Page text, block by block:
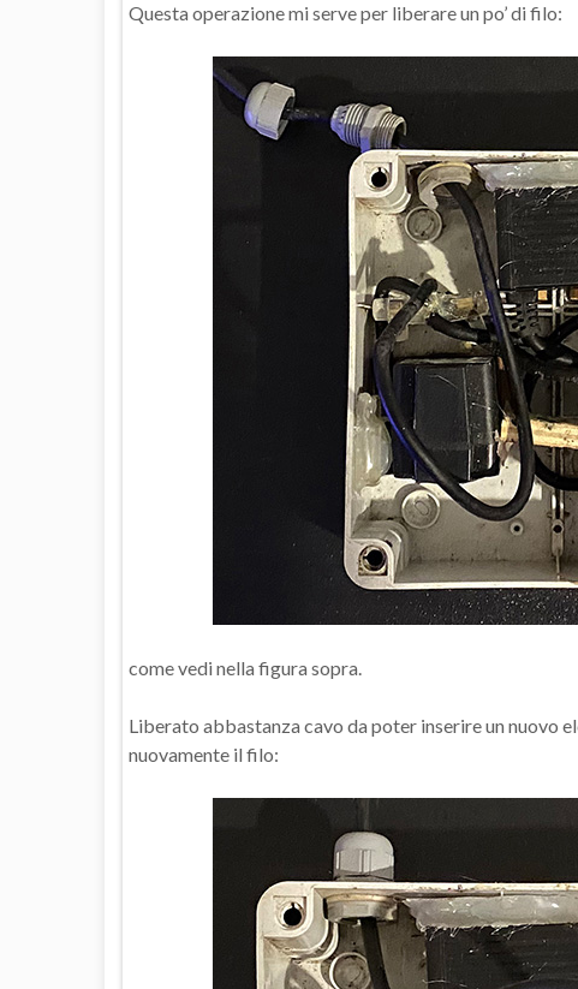
Questa operazione mi serve per liberare un po’ di filo:
come vedi nella figura sopra.
Liberato abbastanza cavo da poter inserire un nuovo
nuovamente il filo: